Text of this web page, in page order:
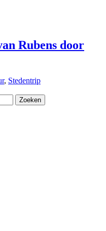
Rubens door
, Stedentrip